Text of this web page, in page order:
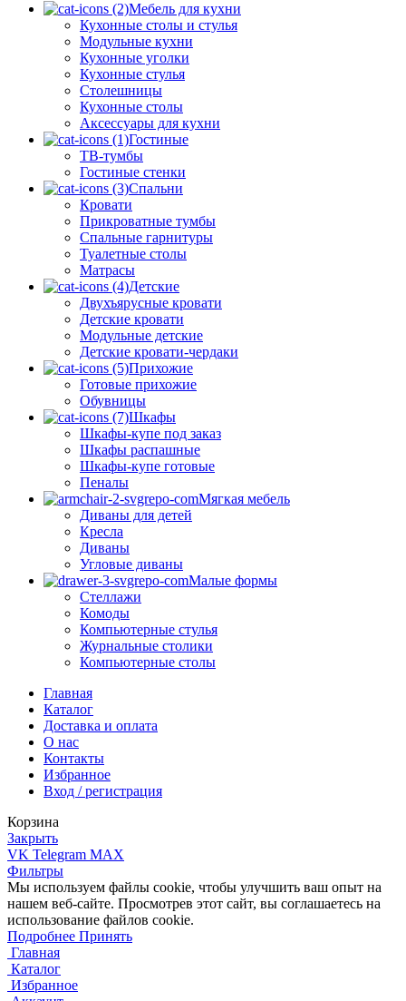
Мебель для кухни
Кухонные столы и стулья
Модульные кухни
Кухонные уголки
Кухонные стулья
Столешницы
Кухонные столы
Аксессуары для кухни
Гостиные
ТВ-тумбы
Гостиные стенки
Спальни
Кровати
Прикроватные тумбы
Спальные гарнитуры
Туалетные столы
Матрасы
Детские
Двухъярусные кровати
Детские кровати
Модульные детские
Детские кровати-чердаки
Прихожие
Готовые прихожие
Обувницы
Шкафы
Шкафы-купе под заказ
Шкафы распашные
Шкафы-купе готовые
Пеналы
Мягкая мебель
Диваны для детей
Кресла
Диваны
Угловые диваны
Малые формы
Стеллажи
Комоды
Компьютерные стулья
Журнальные столики
Компьютерные столы
Главная
Каталог
Доставка и оплата
О нас
Контакты
Избранное
Вход / регистрация
Корзина
Закрыть
VK Telegram MAX
Фильтры
Мы используем файлы cookie, чтобы улучшить ваш опыт на
нашем веб-сайте. Просмотрев этот сайт, вы соглашаетесь на
использование файлов cookie.
Подробнее Подробнее
Принять
Главная
Каталог
Избранное